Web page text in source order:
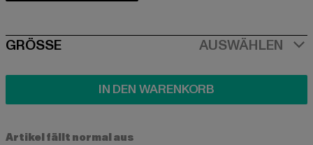
SIZE
GRÖSSE AUSWÄHLEN
IN DEN WARENKORB
Artikel fällt normal aus